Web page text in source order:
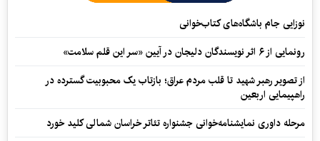
نوزایی جام باشگاه‌های کتاب‌خوانی
رونمایی از ۶ اثر نویسندگان دلیجان در آیین «سر این قلم سلامت»
از تصویر رهبر شهید تا قلب مردم عراق؛ بازتاب یک محبوبیت گسترده در
راهپیمایی اربعین
مرحله داوری نمایشنامه‌خوانی جشنواره تئاتر خراسان شمالی کلید خورد